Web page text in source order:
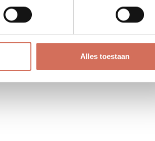
Alles toestaan
MB